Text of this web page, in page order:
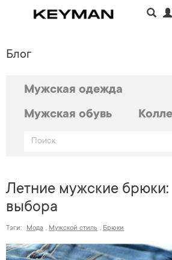
Блог
Мужская одежда
Мужская обувь
Летние мужские брюки:
выбора
Тэги: Мода , Мужской стиль , Брюки